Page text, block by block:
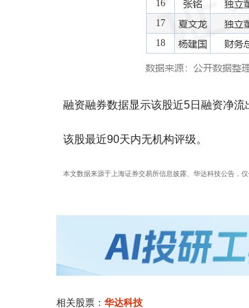
融资融券数据显示该股近5日融资净流
该股最近90天内无机构评级。
本文数据来源于上海证券交易所信息披露、华达科技公告，仅
相关股票： 华达科技